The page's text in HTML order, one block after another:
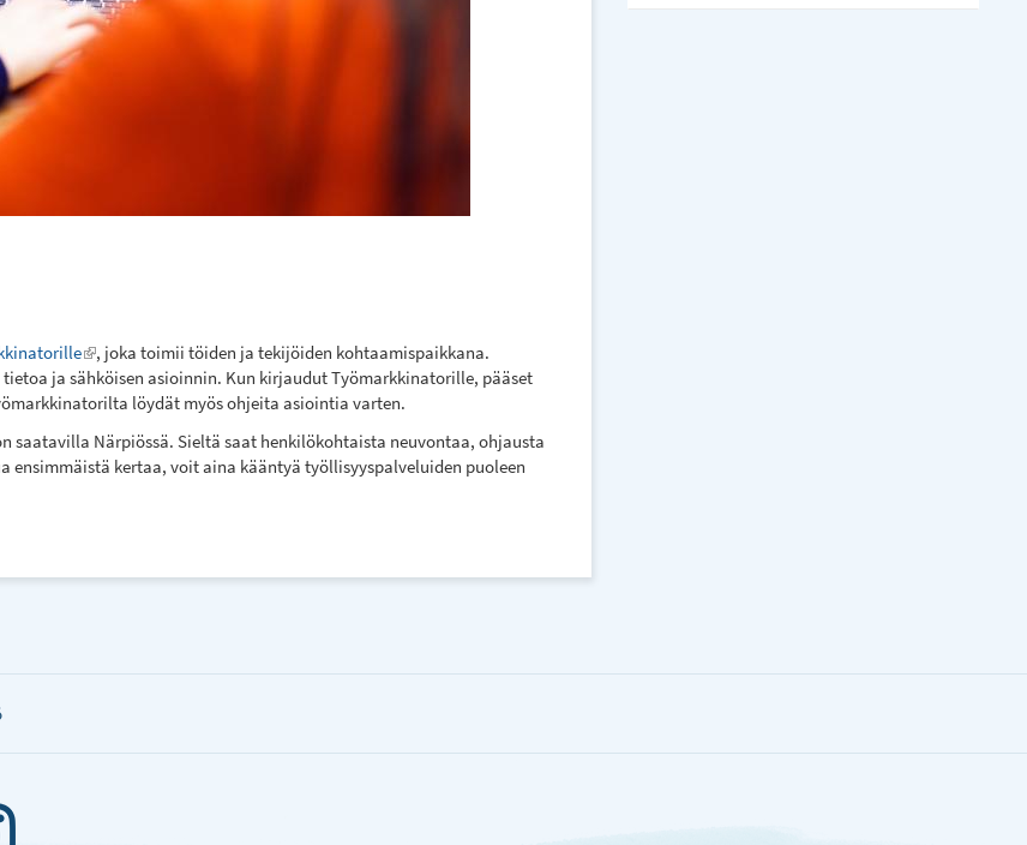
(link
is
external)
, joka toimii töiden ja tekijöiden kohtaamispaikkana.
ja sähköisen asioinnin. Kun kirjaudut Työmarkkinatorille, pääset
löydät myös ohjeita asiointia varten.
Närpiössä. Sieltä saat henkilökohtaista neuvontaa, ohjausta
kertaa, voit aina kääntyä työllisyyspalveluiden puoleen